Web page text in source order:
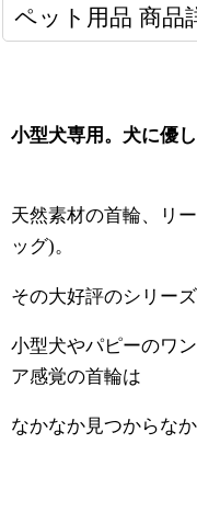
ペット用品 商品
小型犬専用。犬に優
天然素材の首輪、リー
ッグ)。
その大好評のシリー
小型犬やパピーのワ
ア感覚の首輪は
なかなか見つからな